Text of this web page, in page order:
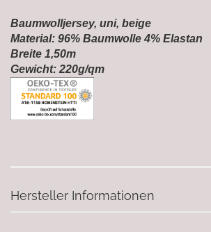
Baumwolljersey, uni, beige
Material: 96% Baumwolle 4% Elastan
Breite 1,50m
Gewicht: 220g/qm
Hersteller Informationen